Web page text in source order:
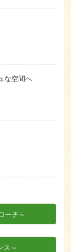
な空間へ
ーチ～
ス～